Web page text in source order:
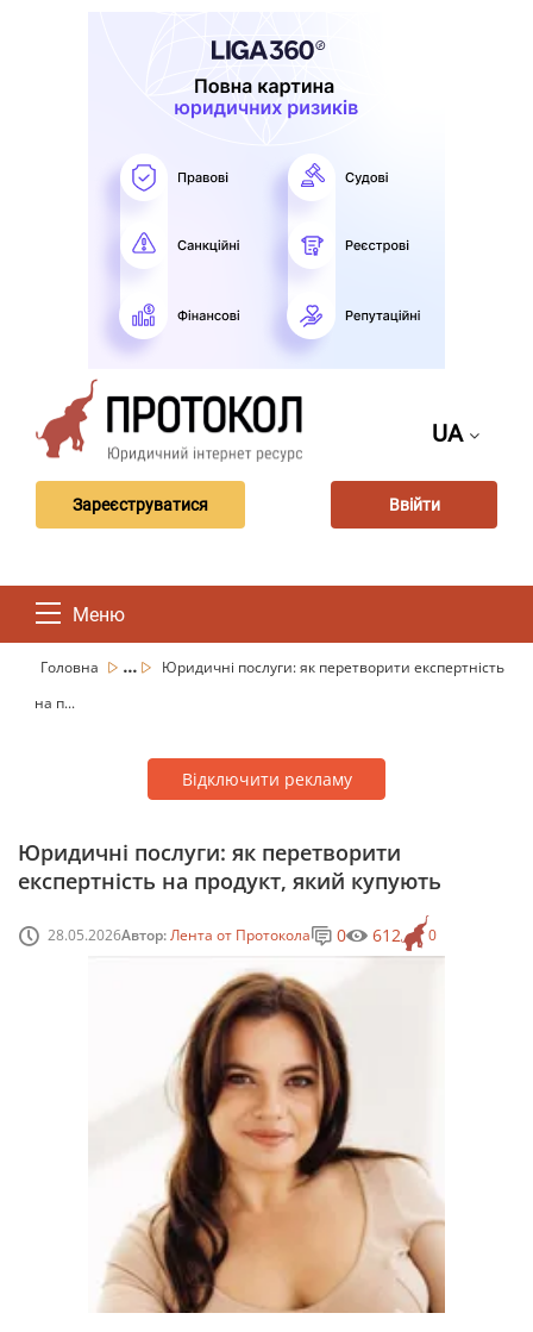
UA
Зареєструватися Ввійти
Меню
Головна ...
Юридичні послуги: як перетворити експертність
на п...
Відключити рекламу
Юридичні послуги: як перетворити
експертність на продукт, який купують
28.05.2026Автор:Лента от Протокола 0
0 612